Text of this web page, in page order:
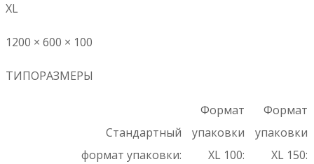
XL
1200 × 600 × 100
ТИПОРАЗМЕРЫ
Стандартный
формат упаковки:
Формат
упаковки
XL 100:
Формат
упаковки
XL 150: